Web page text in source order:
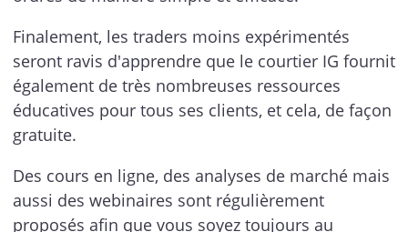
Finalement, les traders moins expérimentés
seront ravis d'apprendre que le courtier IG fournit
également de très nombreuses ressources
éducatives pour tous ses clients, et cela, de façon
gratuite.
Des cours en ligne, des analyses de marché mais
aussi des webinaires sont régulièrement
proposés afin que vous soyez toujours au